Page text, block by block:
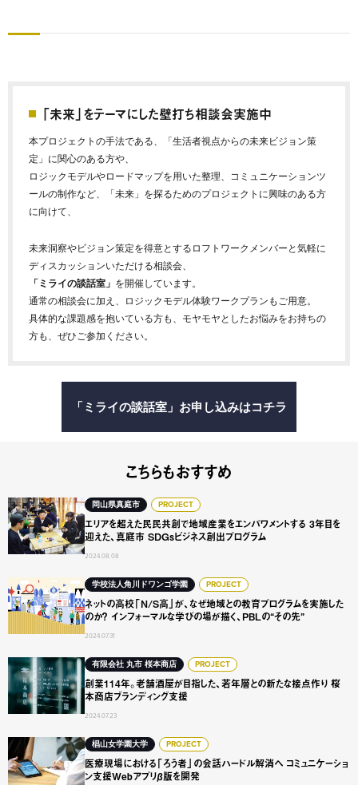
「未来」をテーマにした壁打ち相談会実施中
本プロジェクトの手法である、「生活者視点からの未来ビジョン策
定」に関心のある方や、
ロジックモデルやロードマップを用いた整理、コミュニケーションツ
ールの制作など、「未来」を探るためのプロジェクトに興味のある方
に向けて、
未来洞察やビジョン策定を得意とするロフトワークメンバーと気軽に
ディスカッションいただける相談会、
「ミライの談話室」 を開催しています。
通常の相談会に加え、ロジックモデル体験ワークプランもご用意。
具体的な課題感を抱いている方も、モヤモヤとしたお悩みをお持ちの
方も、ぜひご参加ください。
「ミライの談話室」お申し込みはコチラ
こちらもおすすめ
岡山県真庭市 PROJECT
エリアを超えた民民共創で地域産業をエンパワメントする 3年目を
迎えた、真庭市 SDGsビジネス創出プログラム
2024.08.08
エリアを超えた民民共創で地域産業をエンパワメントする
学校法人角川ドワンゴ学園 PROJECT
ネットの高校「N/S高」が、なぜ地域との教育プログラムを実施した
のか？ インフォーマルな学びの場が描く、PBLの“その先”
2024.07.31
ネットの高校「N/S高」が、なぜ地域との教育プログラム
有限会社 丸市 桜本商店 PROJECT
創業114年。老舗酒屋が目指した、若年層との新たな接点作り 桜
本商店ブランディング支援
2024.07.23
創業114年。老舗酒屋が目指した、若年層との新たな接点作
椙山女学園大学 PROJECT
医療現場における「ろう者」の会話ハードル解消へ コミュニケーショ
ン支援Webアプリβ版を開発
医療現場における「ろう者」の会話ハードル解消へ コミュ